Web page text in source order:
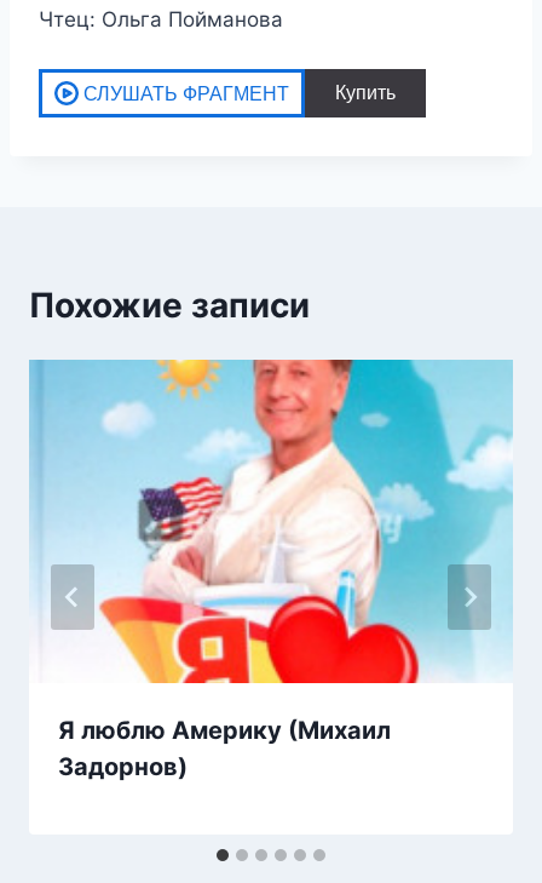
Чтец: Ольга Пойманова
Похожие записи
Я люблю Америку (Михаил
Задорнов)